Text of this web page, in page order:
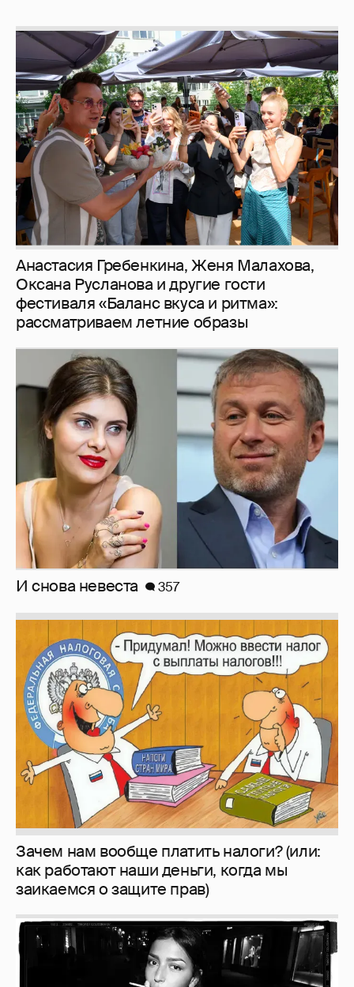
Анастасия Гребенкина, Женя Малахова,
Оксана Русланова и другие гости
фестиваля «Баланс вкуса и ритма»:
рассматриваем летние образы
И снова невеста 357
Зачем нам вообще платить налоги? (или:
как работают наши деньги, когда мы
заикаемся о защите прав)
Рублёвские дочки 187